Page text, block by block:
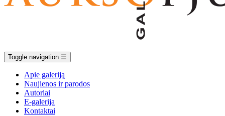
Toggle navigation ☰
Apie galeriją
Naujienos ir parodos
Autoriai
E-galerija
Kontaktai